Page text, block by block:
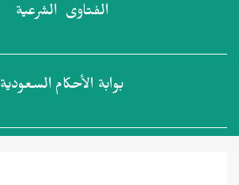
الفتاوى الشرعية
بوابة الأحكام السعودية